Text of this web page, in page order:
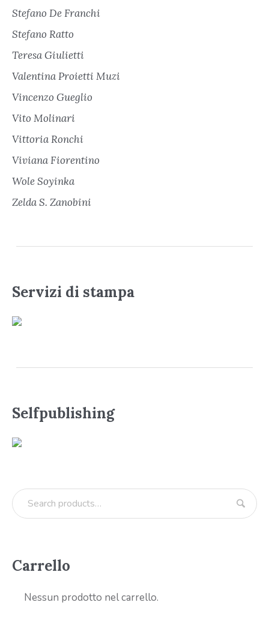
Stefano De Franchi
Stefano Ratto
Teresa Giulietti
Valentina Proietti Muzi
Vincenzo Gueglio
Vito Molinari
Vittoria Ronchi
Viviana Fiorentino
Wole Soyinka
Zelda S. Zanobini
Servizi di stampa
Selfpublishing
Carrello
Nessun prodotto nel carrello.